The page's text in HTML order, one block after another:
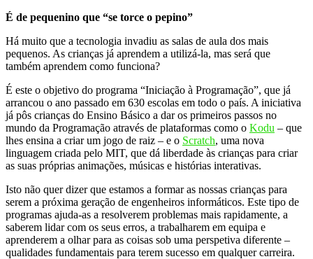
É de pequenino que “se torce o pepino”
Há muito que a tecnologia invadiu as salas de aula dos mais
pequenos. As crianças já aprendem a utilizá-la, mas será que
também aprendem como funciona?
É este o objetivo do programa “Iniciação à Programação”, que já
arrancou o ano passado em 630 escolas em todo o país. A iniciativa
já pôs crianças do Ensino Básico a dar os primeiros passos no
mundo da Programação através de plataformas como o Kodu – que
lhes ensina a criar um jogo de raiz – e o Scratch, uma nova
linguagem criada pelo MIT, que dá liberdade às crianças para criar
as suas próprias animações, músicas e histórias interativas.
Isto não quer dizer que estamos a formar as nossas crianças para
serem a próxima geração de engenheiros informáticos. Este tipo de
programas ajuda-as a resolverem problemas mais rapidamente, a
saberem lidar com os seus erros, a trabalharem em equipa e
aprenderem a olhar para as coisas sob uma perspetiva diferente –
qualidades fundamentais para terem sucesso em qualquer carreira.